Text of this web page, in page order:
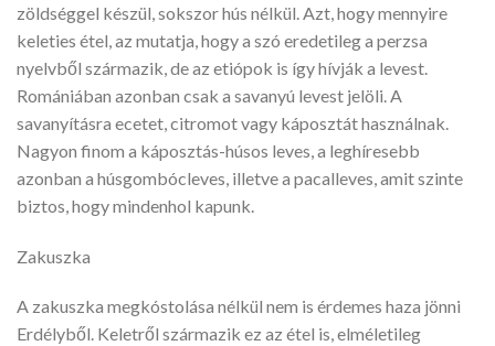
zöldséggel készül, sokszor hús nélkül. Azt, hogy mennyire
keleties étel, az mutatja, hogy a szó eredetileg a perzsa
nyelvből származik, de az etiópok is így hívják a levest.
Romániában azonban csak a savanyú levest jelöli. A
savanyításra ecetet, citromot vagy káposztát használnak.
Nagyon finom a káposztás-húsos leves, a leghíresebb
azonban a húsgombócleves, illetve a pacalleves, amit szinte
biztos, hogy mindenhol kapunk.
Zakuszka
A zakuszka megkóstolása nélkül nem is érdemes haza jönni
Erdélyből. Keletről származik ez az étel is, elméletileg